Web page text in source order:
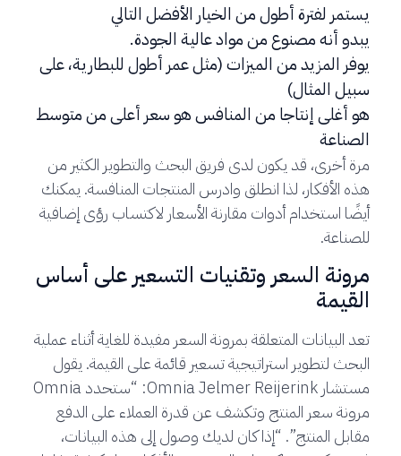
يستمر لفترة أطول من الخيار الأفضل التالي
يبدو أنه مصنوع من مواد عالية الجودة.
يوفر المزيد من الميزات (مثل عمر أطول للبطارية، على
سبيل المثال)
هو أغلى إنتاجا من المنافس هو سعر أعلى من متوسط ​​
الصناعة
مرة أخرى، قد يكون لدى فريق البحث والتطوير الكثير من
هذه الأفكار، لذا انطلق وادرس المنتجات المنافسة. يمكنك
أيضًا استخدام أدوات مقارنة الأسعار لاكتساب رؤى إضافية
للصناعة.
مرونة السعر وتقنيات التسعير على أساس
القيمة
تعد البيانات المتعلقة بمرونة السعر مفيدة للغاية أثناء عملية
البحث لتطوير استراتيجية تسعير قائمة على القيمة. يقول
مستشار Omnia Jelmer Reijerink: “ستحدد Omnia
مرونة سعر المنتج وتكشف عن قدرة العملاء على الدفع
مقابل المنتج”. “إذا كان لديك وصول إلى هذه البيانات،